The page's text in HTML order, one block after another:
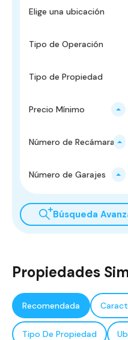
Elige una ubicación
Tipo de Operación
Tipo de Propiedad
Precio Mínimo
Número de Recámaras
Número de Garajes
Búsqueda
Propiedades
Recomendada
Tipo De Propiedad